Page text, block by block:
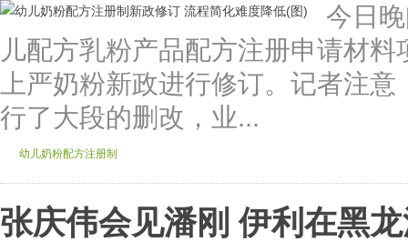
今日
儿配方乳粉产品配方注册申请材
上严奶粉新政进行修订。记者注
行了大段的删改，业...
幼儿奶粉配方注册制
张庆伟会见潘刚 伊利在黑